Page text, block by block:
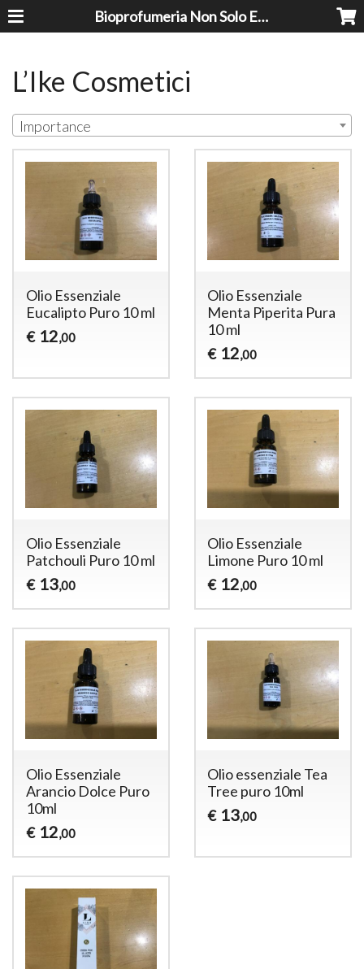
Bioprofumeria Non Solo Essenze
L’Ike Cosmetici
Importance
Olio Essenziale
Eucalipto Puro 10 ml
€ 12,00
Olio Essenziale
Menta Piperita Pura
10 ml
€ 12,00
Olio Essenziale
Patchouli Puro 10 ml
€ 13,00
Olio Essenziale
Limone Puro 10 ml
€ 12,00
Olio Essenziale
Arancio Dolce Puro
10ml
€ 12,00
Olio essenziale Tea
Tree puro 10ml
€ 13,00